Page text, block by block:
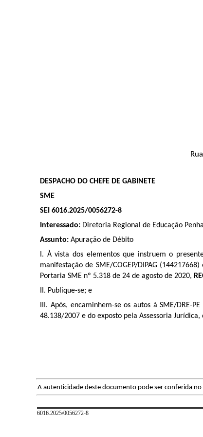
DESPACHO DO CHEFE DE GABINETE
SME
SEI 6016.2025/0056272-8
Interessado: Diretoria Regional de Educação Penha
Assunto:Apuração de Débito
I. À vista dos elementos que instruem o
manifestação de SME/COGEP/DIPAG
Portaria SME nº 5.318 de 24 de agosto de 2020,
II. Publique-se; e
III. Após, encaminhem-se os autos à SME/
48.138/2007 e do exposto pela Assessoria
A autenticidade deste documento pode ser conferida
6016.2025/0056272-8